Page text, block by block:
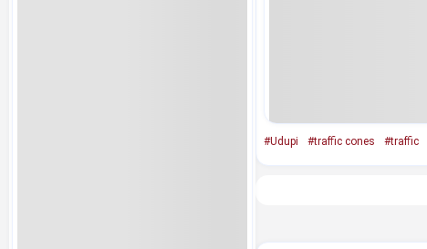
#Udupi #traffic cones #traffic